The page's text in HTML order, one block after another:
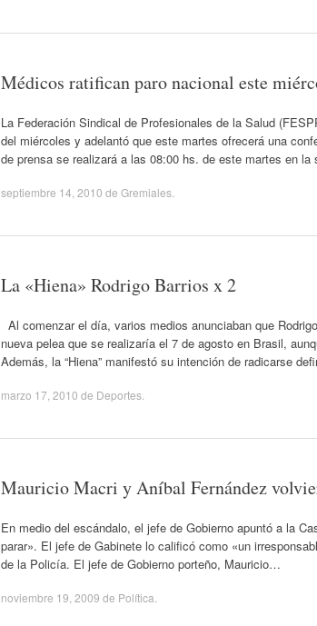
Médicos ratifican paro nacional este
La Federación Sindical de Profesionales de la Salud
del miércoles y adelantó que este martes ofrecerá una
de prensa se realizará a las 08:00 hs. de este martes en
septiembre 14, 2010 de Gremiales
La «Hiena» Rodrigo Barrios x 2
Al comenzar el día, varios medios anunciaban que
nueva pelea que se realizaría el 7 de agosto en Brasil,
Además, la “Hiena” manifestó su intención de radicarse
marzo 17, 2010 de Deportes
Mauricio Macri y Aníbal Fernández
En medio del escándalo, el jefe de Gobierno apuntó a la
parar». El jefe de Gabinete lo calificó como «un
de la Policía. El jefe de Gobierno porteño, Mauricio…
noviembre 19, 2009 de Política